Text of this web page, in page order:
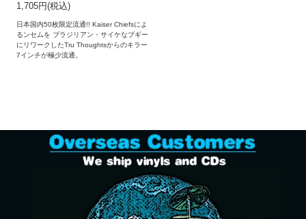
1,705円(税込)
日本国内50枚限定流通!! Kaiser Chiefsによ
るンセムを ブラジリアン・サイケなブギー
にリワークしたTru Thoughtsからのキラー
7インチが極少流通。